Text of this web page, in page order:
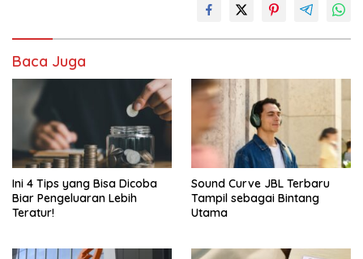
Baca Juga
Ini 4 Tips yang Bisa Dicoba
Biar Pengeluaran Lebih
Teratur!
Sound Curve JBL Terbaru
Tampil sebagai Bintang
Utama